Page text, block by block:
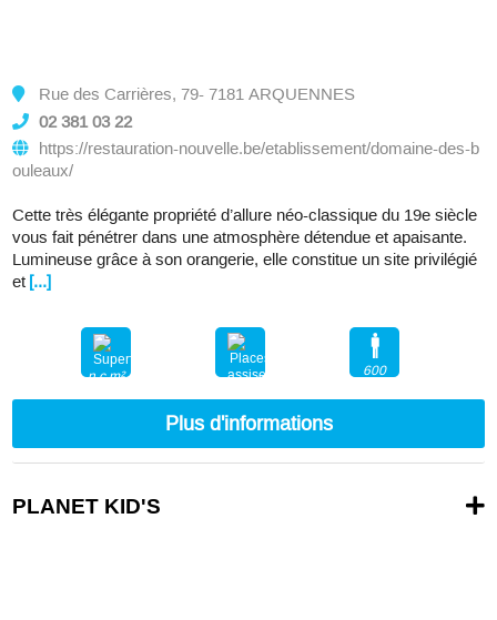
Rue des Carrières, 79- 7181 ARQUENNES
02 381 03 22
https://restauration-nouvelle.be/etablissement/domaine-des-b
ouleaux/
Cette très élégante propriété d’allure néo-classique du 19e siècle
vous fait pénétrer dans une atmosphère détendue et apaisante.
Lumineuse grâce à son orangerie, elle constitue un site privilégié
et [...]
n.c.m²
600
Plus d'informations
PLANET KID'S